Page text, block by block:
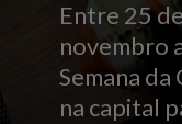
Entre 25
novembro
Semana
na capital